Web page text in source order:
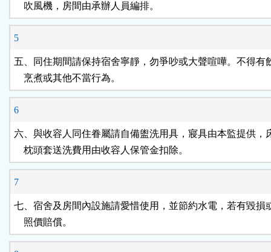
    吹風機，房間由承辦人員編排。
5
五、同住期間請保持宿舍寧靜，勿爭吵或大聲喧嘩。不得有
    烹煮或其他不當行為。
6
六、與收容人同住眷屬請自備盥洗用具，寢具由本監提供，
    枕頭套送洗費用由收容人保管金扣除。
7
七、宿舍及房間內設施請愛惜使用，並節約水電，若有毀損
    照價賠償。